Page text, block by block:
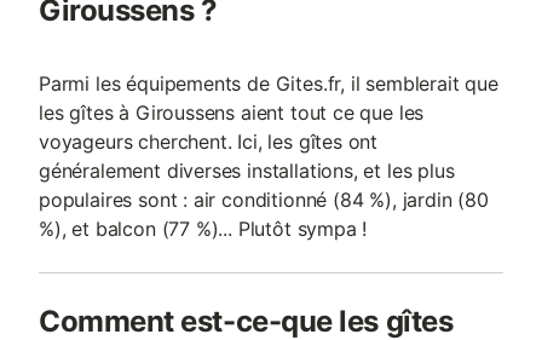
Giroussens ?
Parmi les équipements de Gites.fr, il semblerait que
les gîtes à Giroussens aient tout ce que les
voyageurs cherchent. Ici, les gîtes ont
généralement diverses installations, et les plus
populaires sont : air conditionné (84 %), jardin (80
%), et balcon (77 %)... Plutôt sympa !
Comment est-ce-que les gîtes